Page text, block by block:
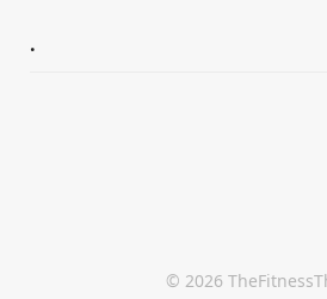
.
© 2026